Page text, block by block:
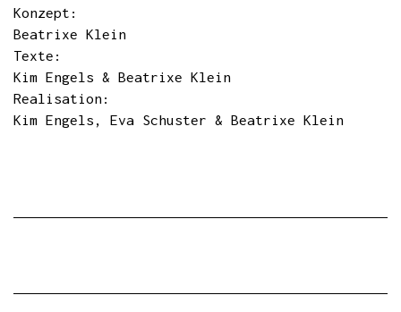
Konzept:
Beatrixe Klein
Texte:
Kim Engels & Beatrixe Klein
Realisation:
Kim Engels, Eva Schuster & Beatrixe Klein